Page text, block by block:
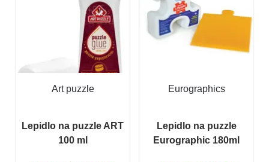
Art puzzle
Lepidlo na puzzle ART
100 ml
Eurographics
Lepidlo na puzzle
Eurographic 180ml